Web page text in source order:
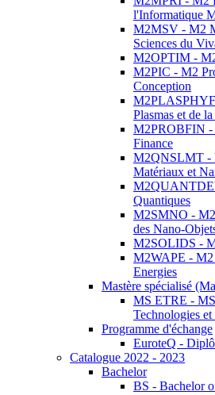
l'Informatique
M2MSV - M2
Sciences du
M2OPTIM -
M2PIC - M2
Conception
Plasmas et de
M2PROBFIN -
Finance
M2QNSLMT -
Matériaux et
Quantiques
M2SMNO - M2
des Nano-
M2SOLIDS -
M2WAPE -
Energies
Mastère spécialisé
MS ETRE -
Technologies
Programme d'échange
EuroteQ -
Catalogue 2022 - 2023
Bachelor
BS - Bachelor